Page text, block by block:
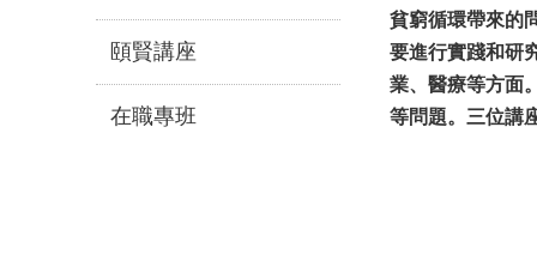
頤賢講座
在職專班
貧窮循環帶來的
要進行實踐和研
業、醫療等方面
等問題。三位講